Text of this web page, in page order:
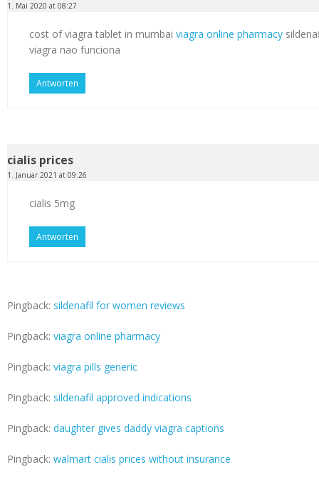
1. Mai 2020 at 08:27
cost of viagra tablet in mumbai viagra online pharmacy
viagra nao funciona
Antworten
cialis prices
1. Januar 2021 at 09:26
cialis 5mg
Antworten
Pingback: sildenafil for women reviews
Pingback: viagra online pharmacy
Pingback: viagra pills generic
Pingback: sildenafil approved indications
Pingback: daughter gives daddy viagra captions
Pingback: walmart cialis prices without insurance